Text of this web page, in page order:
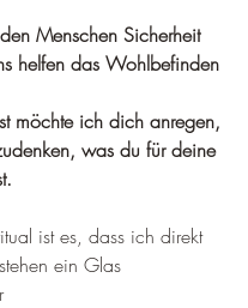
Menschen Sicherheit
helfen das Wohlbefinden
möchte ich dich anregen,
was du für deine
ist es, dass ich direkt
ein Glas